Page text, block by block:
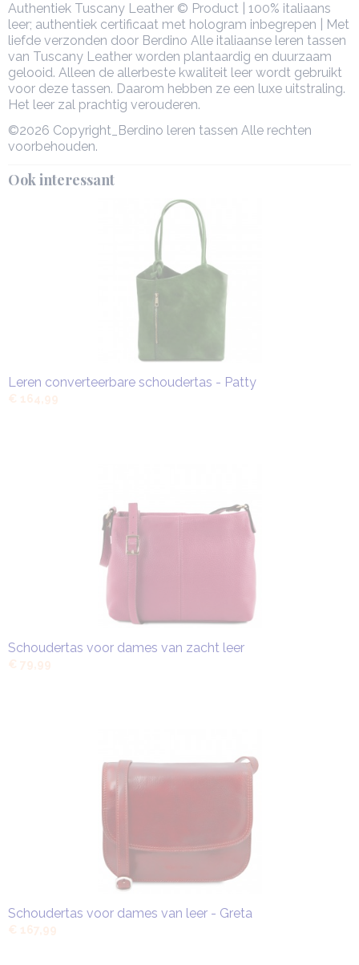
Authentiek Tuscany Leather © Product | 100% italiaans
leer; authentiek certificaat met hologram inbegrepen | Met
liefde verzonden door Berdino Alle italiaanse leren tassen
van Tuscany Leather worden plantaardig en duurzaam
gelooid. Alleen de allerbeste kwaliteit leer wordt gebruikt
voor deze tassen. Daarom hebben ze een luxe uitstraling.
Het leer zal prachtig verouderen.
©2026 Copyright_Berdino leren tassen Alle rechten
voorbehouden.
Ook interessant
Leren converteerbare schoudertas - Patty
€ 164,99
Schoudertas voor dames van zacht leer
€ 79,99
Schoudertas voor dames van leer - Greta
€ 167,99